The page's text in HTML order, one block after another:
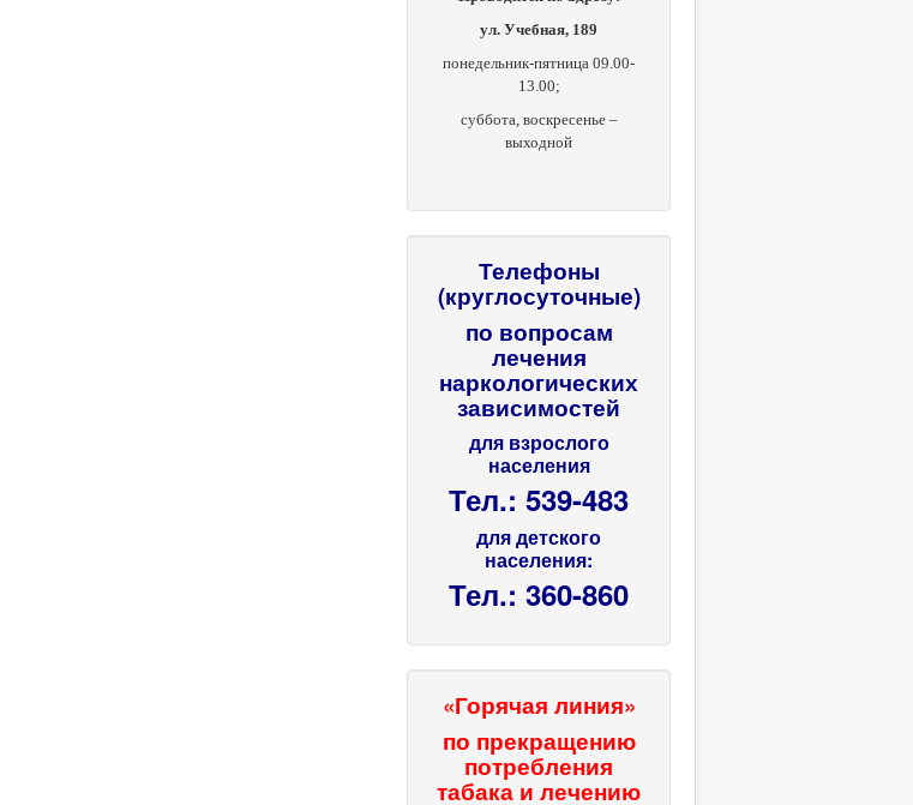
ул. Учебная, 189
понедельник-пятница 09.00-
13.00;
суббота, воскресенье –
выходной
Телефоны
(круглосуточные)
по вопросам
лечения
наркологических
зависимостей
для взрослого
населения
Тел.: 539-483
для детского
населения:
Тел.: 360-860
«Горячая линия»
по прекращению
потребления
табака и лечению